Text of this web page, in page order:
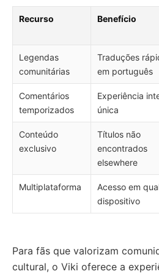
Recurso Benefício
Legendas
comunitárias
Traduções
em português
Comentários
temporizados
Experiência
única
Conteúdo
exclusivo
Títulos não
encontrados
elsewhere
Multiplataforma
Acesso em
dispositivo
Para fãs que valorizam
cultural, o Viki oferece a